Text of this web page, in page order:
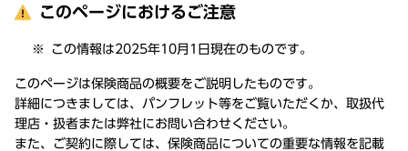
このページにおけるご注意
この情報は2025年10月1日現在のものです。
このページは保険商品の概要をご説明したものです。
詳細につきましては、パンフレット等をご覧いただくか、取扱代
理店・扱者または弊社にお問い合わせください。
また、ご契約に際しては、保険商品についての重要な情報を記載